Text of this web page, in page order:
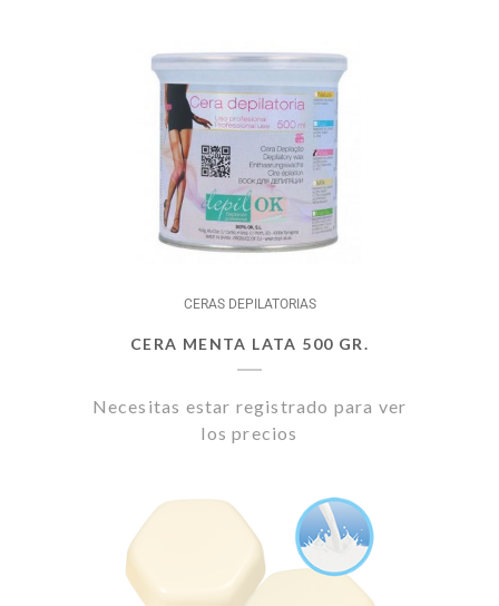
CERAS DEPILATORIAS
CERA MENTA LATA 500 GR.
Necesitas estar registrado para ver
los precios